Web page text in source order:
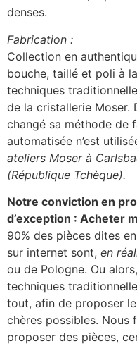
denses.
Fabrication :
Collection en
bouche, taillé et poli à
techniques
de la cristallerie Moser.
changé sa méthode de
automatisée n’est
ateliers Moser à
(République Tchèque).
Notre conviction en
d’exception : Acheter
90% des pièces dites en
sur internet sont, en
ou de Pologne. Ou
techniques
tout, afin de proposer
chères possibles. Nous
proposer des pièces,